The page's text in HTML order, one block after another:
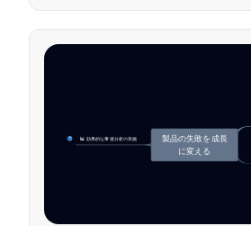
📊 効果的な事後分析の実施
7 製品の失敗を成長
に変える